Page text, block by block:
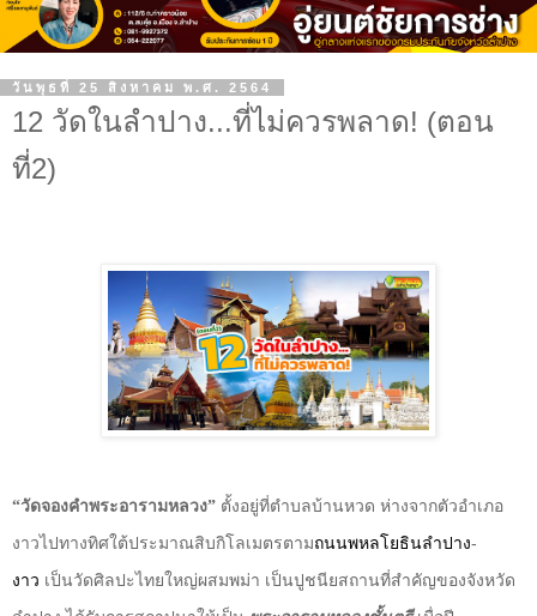
วันพุธที่ 25 สิงหาคม พ.ศ. 2564
12 วัดในลําปาง...ที่ไม่ควรพลาด! (ตอน
ที่2)
“วัดจองคําพระอารามหลวง” ตั้งอยู่ที่ตำบลบ้านหวด ห่างจากตัวอำเภอ
งาวไปทางทิศใต้ประมาณสิบกิโลเมตรตามถนนพหลโยธินลำปาง-
งาว เป็นวัดศิลปะไทยใหญ่ผสมพม่า เป็นปูชนียสถานที่สำคัญของจังหวัด